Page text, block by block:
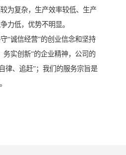
为复杂，生产效率较低、生产
力低，优势不明显。
“诚信经营”的创业信念和坚持
务实创新”的企业精神，公司的
律、追赶”；我们的服务宗旨是